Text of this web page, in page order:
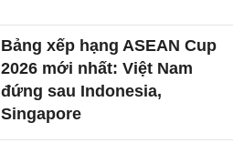
Bảng xếp hạng ASEAN Cup
2026 mới nhất: Việt Nam
đứng sau Indonesia,
Singapore